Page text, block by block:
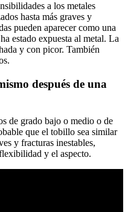
a los metales
hasta más graves y
pueden aparecer como una
estado expuesta al metal. La
y con picor. También
después de una
de grado bajo o medio o de
que el tobillo sea similar
y fracturas inestables,
y el aspecto.